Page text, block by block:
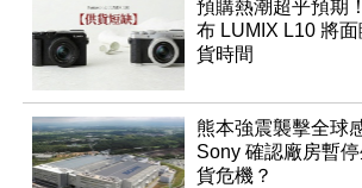
預購熱潮超乎預期
布 LUMIX L10 將
貨時間
熊本強震襲擊全球
Sony 確認廠房暫
貨危機？